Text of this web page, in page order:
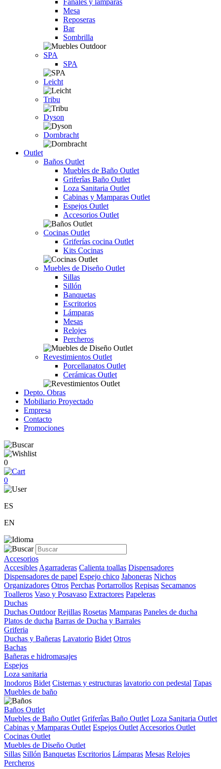
Fanales y lamparas
Mesa
Reposeras
Bar
Sombrilla
SPA
SPA
Leicht
Tribu
Dyson
Dornbracht
Outlet
Baños Outlet
Muebles de Baño Outlet
Griferîas Baño Outlet
Loza Sanitaria Outlet
Cabinas y Mamparas Outlet
Espejos Outlet
Accesorios Outlet
Cocinas Outlet
Griferías cocina Outlet
Kits Cocinas
Muebles de Diseño Outlet
Sillas
Sillón
Banquetas
Escritorios
Lámparas
Mesas
Relojes
Percheros
Revestimientos Outlet
Porcellanatos Outlet
Cerámicas Outlet
Depto. Obras
Mobiliario Proyectado
Empresa
Contacto
Promociones
0
0
ES
EN
Accesorios
Accesibles Agarraderas Calienta toallas Dispensadores
Dispensadores de papel Espejo chico Jaboneras Nichos
Organizadores Otros Perchas Portarrollos Repisas Secamanos
Toalleros Vaso y Posavaso Extractores Papeleras
Duchas
Duchas Outdoor Rejillas Rosetas Mamparas Paneles de ducha
Platos de ducha Barras de Ducha y Barrales
Griferia
Duchas y Bañeras Lavatorio Bidet Otros
Bachas
Bañeras e hidromasajes
Espejos
Loza sanitaria
Inodoros Bidet Cisternas y estructuras lavatorio con pedestal Tapas
Muebles de baño
Baños Outlet
Muebles de Baño Outlet Griferîas Baño Outlet Loza Sanitaria Outlet
Cabinas y Mamparas Outlet Espejos Outlet Accesorios Outlet
Cocinas Outlet
Muebles de Diseño Outlet
Sillas Sillón Banquetas Escritorios Lámparas Mesas Relojes
Percheros